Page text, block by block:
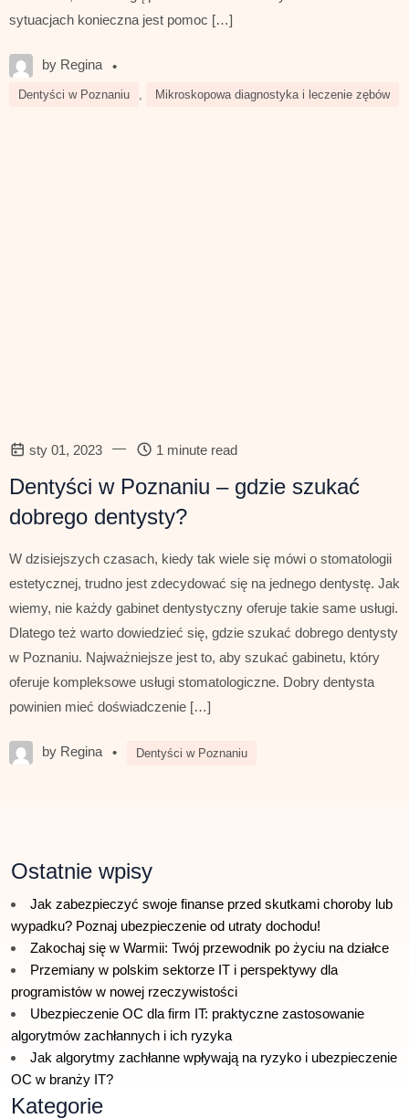
sytuacjach konieczna jest pomoc […]
by Regina •
Dentyści w Poznaniu Mikroskopowa diagnostyka i leczenie zębów
sty 01, 2023 — 1 minute read
Dentyści w Poznaniu – gdzie szukać
dobrego dentysty?
W dzisiejszych czasach, kiedy tak wiele się mówi o stomatologii
estetycznej, trudno jest zdecydować się na jednego dentystę. Jak
wiemy, nie każdy gabinet dentystyczny oferuje takie same usługi.
Dlatego też warto dowiedzieć się, gdzie szukać dobrego dentysty
w Poznaniu. Najważniejsze jest to, aby szukać gabinetu, który
oferuje kompleksowe usługi stomatologiczne. Dobry dentysta
powinien mieć doświadczenie […]
by Regina • Dentyści w Poznaniu
Ostatnie wpisy
Jak zabezpieczyć swoje finanse przed skutkami choroby lub
wypadku? Poznaj ubezpieczenie od utraty dochodu!
Zakochaj się w Warmii: Twój przewodnik po życiu na działce
Przemiany w polskim sektorze IT i perspektywy dla
programistów w nowej rzeczywistości
Ubezpieczenie OC dla firm IT: praktyczne zastosowanie
algorytmów zachłannych i ich ryzyka
Jak algorytmy zachłanne wpływają na ryzyko i ubezpieczenie
OC w branży IT?
Kategorie